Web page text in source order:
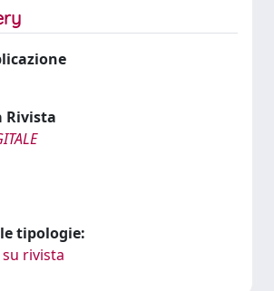
Rivista
tipologie:
rivista